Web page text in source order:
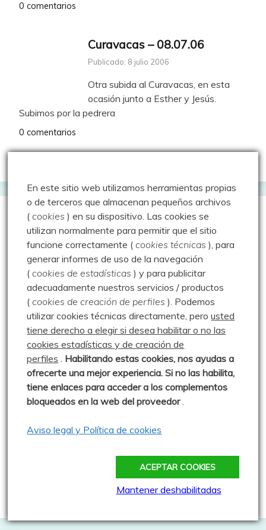
0 comentarios
Curavacas – 08.07.06
Publicado: 8 julio 2006
Otra subida al Curavacas, en esta
ocasión junto a Esther y Jesús.
Subimos por la pedrera
0 comentarios
Entradas más vistas
Los Chozos de Villafría y más – 15.08.19
Escalada – Orbaneja del Castillo – Escalada –
16.08.17
Enredando por la Pedrosa – 14.07.20
Pozos de Fuentes Carrionas – 25.08.20
Peña Brez – 18.10.20
A setas por Salcedillo – 21.10.15
El Cable – Collada Bonita – Bulnes – 16.09.18
Pico Medio del Curavacas por el Corredor Oblicuo y
Baño en el Pozo Merino – 25.07.13
En este sitio web utilizamos herramientas propias
o de terceros que almacenan pequeños archivos
(cookies ) en su dispositivo. Las cookies se
utilizan normalmente para permitir que el sitio
funcione correctamente (cookies técnicas ), para
generar informes de uso de la navegación
(cookies de estadísticas ) y para publicitar
adecuadamente nuestros servicios / productos
(cookies de creación de perfiles ). Podemos
utilizar cookies técnicas directamente, perousted
tiene derecho a elegir si desea habilitar o no las
cookies estadísticas y de creación de
perfiles . Habilitando estas cookies, nos ayudas a
ofrecerte una mejor experiencia. Si no las habilita,
tiene enlaces para acceder a los complementos
bloqueados en la web del proveedor.
Aviso legal y Política de cookies
ACEPTAR COOKIES
Mantener deshabilitadas